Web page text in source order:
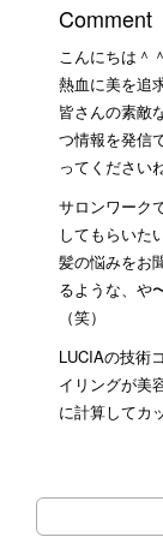
Comment
こんにちは＾＾
熱血に美を追
皆さんの素敵
つ情報を発信
ってください
サロンワーク
してもらいた
髪の悩みをお
るような、や
（笑）
LUCIAの技術
イリングが美
に計算してカ